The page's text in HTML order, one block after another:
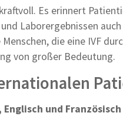
Es erinnert
Laborergebnissen
die eine IVF
von großer Bedeutung.
und